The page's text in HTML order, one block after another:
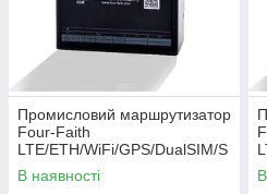
Промисловий маршрутизатор
Four-Faith
LTE/ETH/WiFi/GPS/DualSIM/S
erial (F3X26-TB-01-RS485-
GNSS)
В наявності